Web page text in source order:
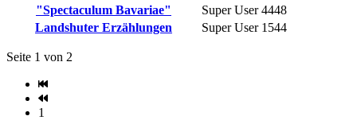
"Spectaculum Bavariae"
Super User 4448
Landshuter Erzählungen
Super User 1544
Seite 1 von 2
1